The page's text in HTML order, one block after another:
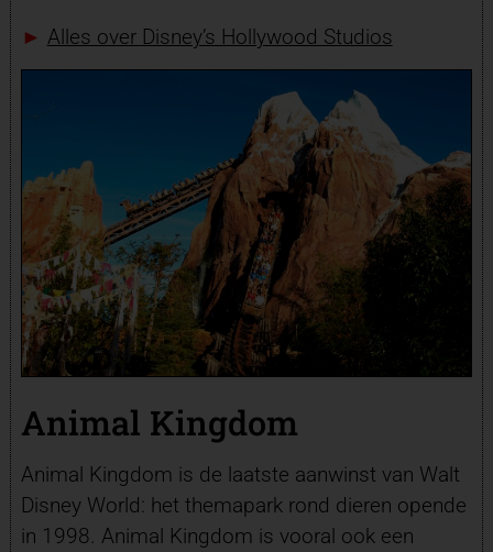
► Alles over Disney’s Hollywood Studios
Animal Kingdom
Animal Kingdom is de laatste aanwinst van Walt
Disney World: het themapark rond dieren opende
in 1998. Animal Kingdom is vooral ook een